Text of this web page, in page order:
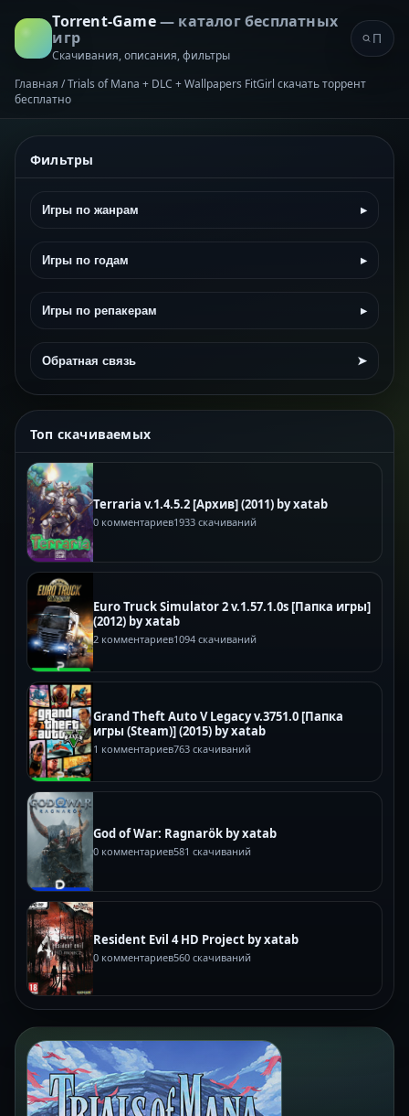
Torrent-Game— каталог бесплатных
игр
Скачивания, описания, фильтры
Главная /Trials of Mana + DLC + Wallpapers FitGirl скачать торрент
бесплатно
Фильтры
Игры по жанрам ▸
Игры по годам ▸
Игры по репакерам ▸
Обратная связь ➤
Топ скачиваемых
Terraria v.1.4.5.2 [Архив] (2011) by xatab
0 комментариев1933 скачиваний
Euro Truck Simulator 2 v.1.57.1.0s [Папка игры]
(2012) by xatab
2 комментариев1094 скачиваний
Grand Theft Auto V Legacy v.3751.0 [Папка
игры (Steam)] (2015) by xatab
1 комментариев763 скачиваний
God of War: Ragnarök by xatab
0 комментариев581 скачиваний
Resident Evil 4 HD Project by xatab
0 комментариев560 скачиваний